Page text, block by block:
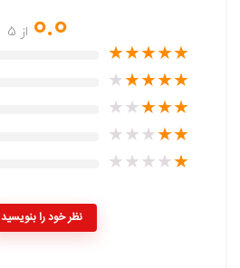
0.0 از 5
★
★
★
★
★
★
★
★
★
★
★
★
★
★
★
★
★
★
★
★
★
★
★
★
★
نظر خود را بنویسید